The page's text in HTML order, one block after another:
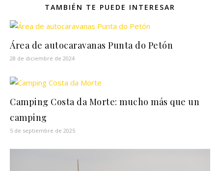
TAMBIÉN TE PUEDE INTERESAR
Área de autocaravanas Punta do Petón
28 de diciembre de 2024
Camping Costa da Morte: mucho más que un
camping
5 de septiembre de 2025